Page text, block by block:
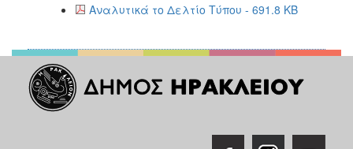
Αναλυτικά το Δελτίο Τύπου - 691.8 KB